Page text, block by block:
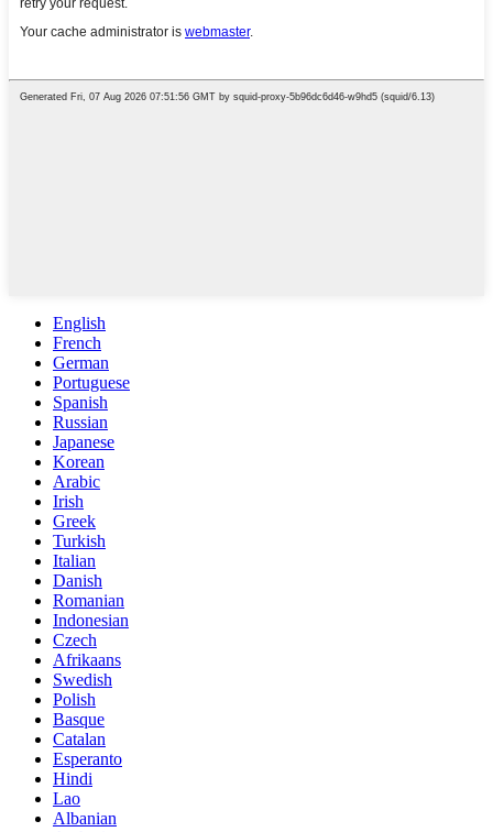
English
French
German
Portuguese
Spanish
Russian
Japanese
Korean
Arabic
Irish
Greek
Turkish
Italian
Danish
Romanian
Indonesian
Czech
Afrikaans
Swedish
Polish
Basque
Catalan
Esperanto
Hindi
Lao
Albanian